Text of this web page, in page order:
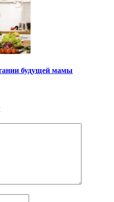
будущей мамы